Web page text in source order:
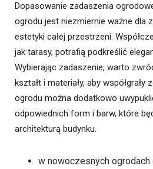
Dopasowanie zadaszenia
ogrodu jest niezmiernie ważne dla
estetyki całej przestrzeni.
jak tarasy, potrafią podkreślić
Wybierając zadaszenie, warto
kształt i materiały, aby współgrały
ogrodu można dodatkowo
odpowiednich form i barw, które
architekturą budynku.
w nowoczesnych